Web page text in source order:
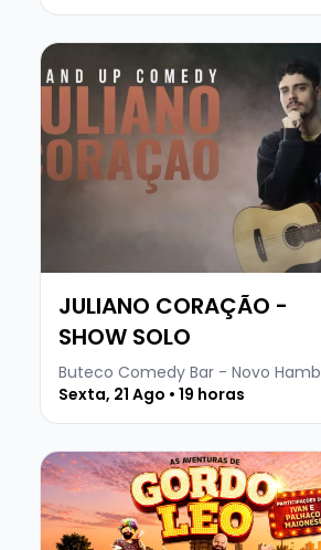
Veja mais sobre JULIANO
JULIANO CORAÇÃO -
SHOW SOLO
Sexta, 21 Ago • 19 horas
Veja mais sobre AS AVENTURAS